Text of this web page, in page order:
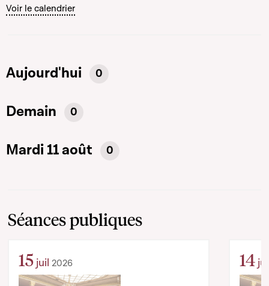
Voir le calendrier
Aujourd'hui 0
Demain 0
Mardi 11 août 0
Séances publiques
15 juil 2026 14